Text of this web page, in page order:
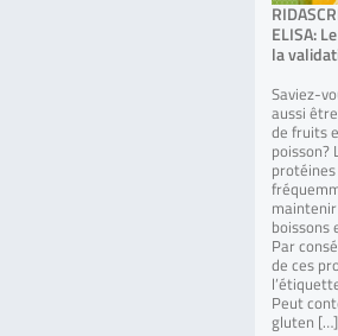
ELISA:
la
Saviez-
aussi
de fruits
poisson?
boissons
Par
de ces
Peut
gluten […]